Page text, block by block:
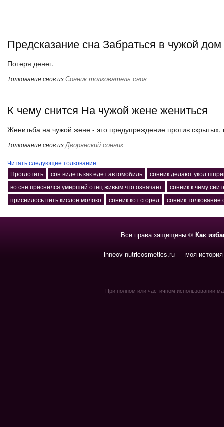
Предсказание сна Забраться в чужой дом
Потеря денег.
Толкование снов изСонник толкователь снов
К чему снится На чужой жене жениться
Женитьба на чужой жене - это предупреждение против скрытых,
Толкование снов изДворянский сонник
Читать следующее толкование
Проглотить
сон видеть как едет автомобиль
сонник делают укол
во сне приснился умерший отец живым что означает
сонник к чему
приснилось пить кислое молоко
сонник кот сгорел сонник толкование
Все права защищены © Как
inneov-nutricosmetics.ru — моя
При полном или частичном использовании